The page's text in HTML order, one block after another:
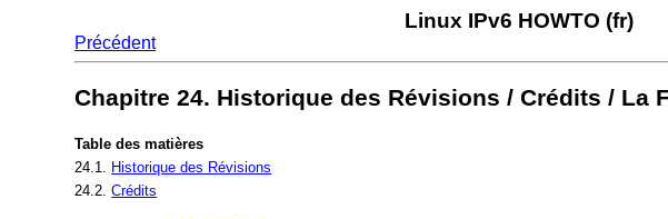
Linux IPv6 HOWTO (fr)
Précédent
Chapitre 24. Historique des Révisions / Crédits / La
Table des matières
24.1. Historique des Révisions
24.2.Crédits